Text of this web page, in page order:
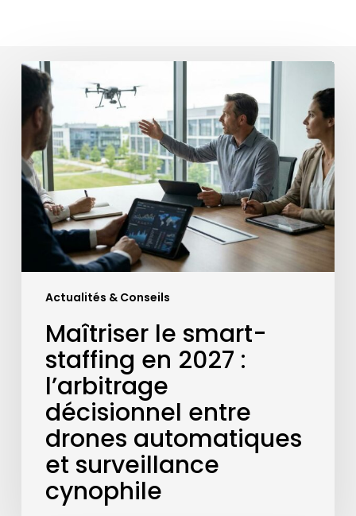
Actualités & Conseils
Maîtriser
smart-
staffing
en
2027
:
l’arbitrage
décisionnel
entre
drones
cynophile
Maîtriser le smart-
staffing en 2027 :
l’arbitrage
décisionnel entre
drones automatiques
et surveillance
cynophile